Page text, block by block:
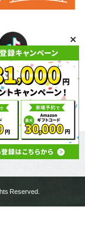
Reserved.